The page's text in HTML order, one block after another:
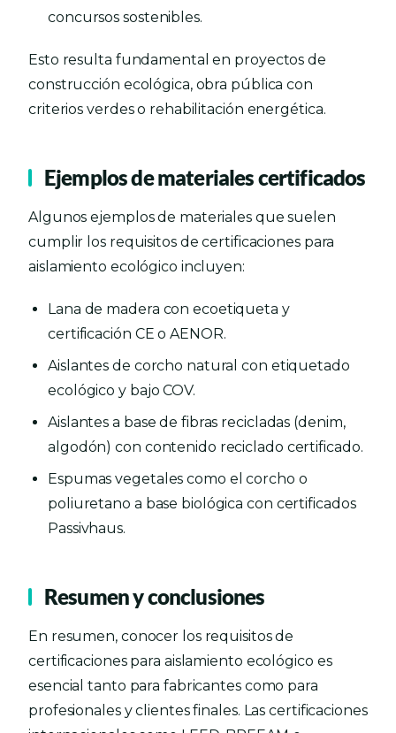
concursos sostenibles.
Esto resulta fundamental en proyectos de
construcción ecológica, obra pública con
criterios verdes o rehabilitación energética.
Ejemplos de materiales certificados
Algunos ejemplos de materiales que suelen
cumplir los requisitos de certificaciones para
aislamiento ecológico incluyen:
Lana de madera con ecoetiqueta y
certificación CE o AENOR.
Aislantes de corcho natural con etiquetado
ecológico y bajo COV.
Aislantes a base de fibras recicladas (denim,
algodón) con contenido reciclado certificado.
Espumas vegetales como el corcho o
poliuretano a base biológica con certificados
Passivhaus.
Resumen y conclusiones
En resumen, conocer los requisitos de
certificaciones para aislamiento ecológico es
esencial tanto para fabricantes como para
profesionales y clientes finales. Las certificaciones